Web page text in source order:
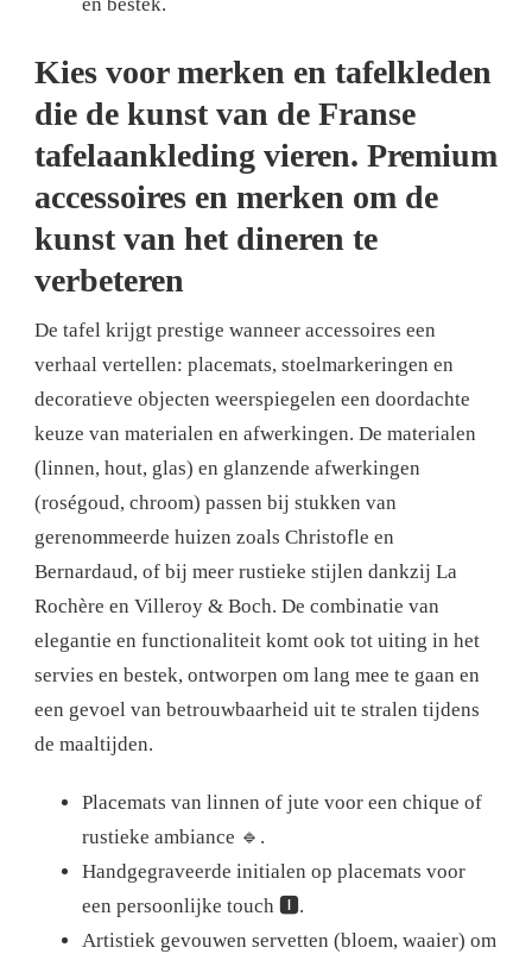
Kies voor merken en tafelkleden
die de kunst van de Franse
tafelaankleding vieren. Premium
accessoires en merken om de
kunst van het dineren te
verbeteren
De tafel krijgt prestige wanneer accessoires een
verhaal vertellen: placemats, stoelmarkeringen en
decoratieve objecten weerspiegelen een doordachte
keuze van materialen en afwerkingen. De materialen
(linnen, hout, glas) en glanzende afwerkingen
(roségoud, chroom) passen bij stukken van
gerenommeerde huizen zoals Christofle en
Bernardaud, of bij meer rustieke stijlen dankzij La
Rochère en Villeroy & Boch. De combinatie van
elegantie en functionaliteit komt ook tot uiting in het
servies en bestek, ontworpen om lang mee te gaan en
een gevoel van betrouwbaarheid uit te stralen tijdens
de maaltijden.
Placemats van linnen of jute voor een chique of
rustieke ambiance 🔹.
Handgegraveerde initialen op placemats voor
een persoonlijke touch 🅸.
Artistiek gevouwen servetten (bloem, waaier) om